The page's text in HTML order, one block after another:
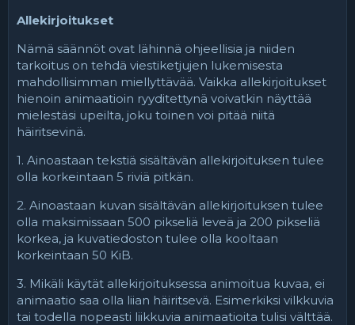
Allekirjoitukset
Nämä säännöt ovat lähinnä ohjeellisia ja niiden
tarkoitus on tehdä viestiketjujen lukemisesta
mahdollisimman miellyttävää. Vaikka allekirjoitukset
hienoin animaatioin ryyditettynä voivatkin näyttää
mielestäsi upeilta, joku toinen voi pitää niitä
häiritsevinä.
1. Ainoastaan tekstiä sisältävän allekirjoituksen tulee
olla korkeintaan 5 riviä pitkän.
2. Ainoastaan kuvan sisältävän allekirjoituksen tulee
olla maksimissaan 500 pikseliä leveä ja 200 pikseliä
korkea, ja kuvatiedoston tulee olla kooltaan
korkeintaan 50 KiB.
3. Mikäli käytät allekirjoituksessa animoitua kuvaa, ei
animaatio saa olla liian häiritsevä. Esimerkiksi vilkkuvia
tai todella nopeasti liikkuvia animaatioita tulisi välttää.